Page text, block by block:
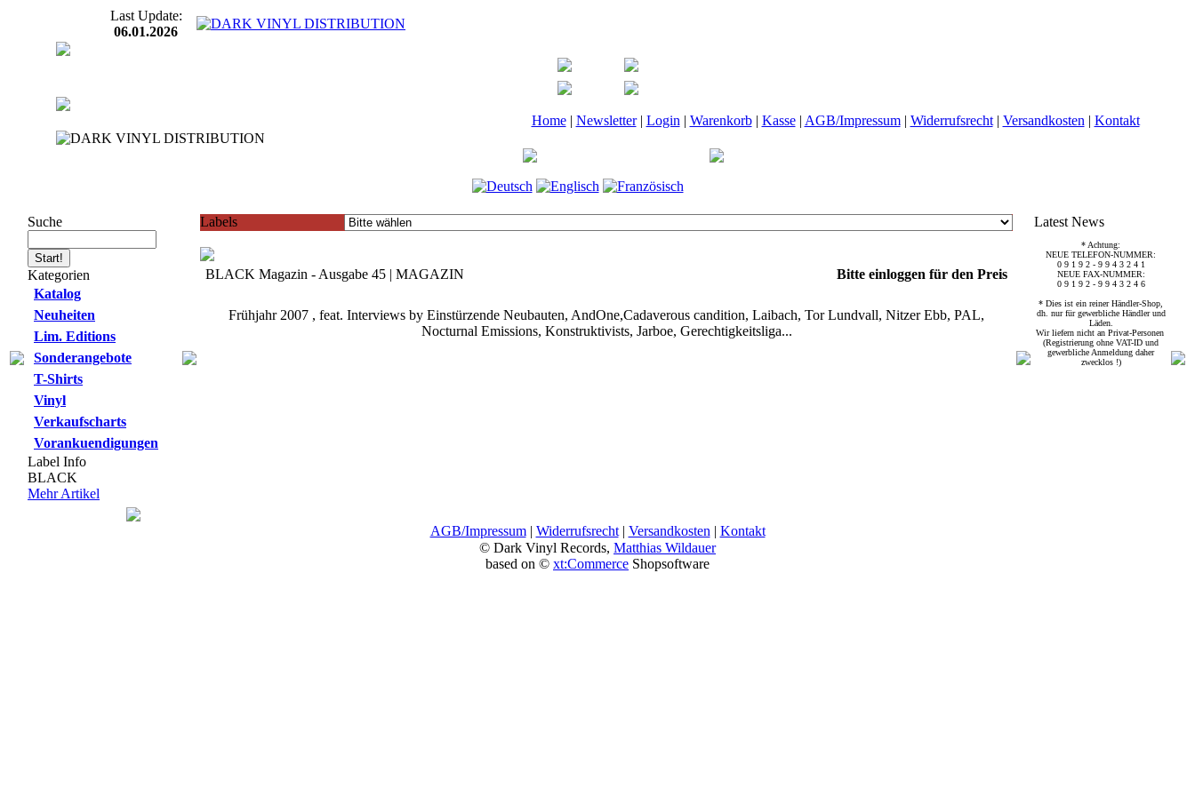
Last Update:
06.01.2026
Home| Newsletter| Login | Warenkorb| Kasse| AGB/Impressum| Widerrufsrecht| Versandkosten | Kontakt
Suche
Kategorien
Katalog
Neuheiten
Lim. Editions
Sonderangebote
T-Shirts
Vinyl
Verkaufscharts
Vorankuendigungen
Label Info
BLACK
Mehr Artikel
Labels
BLACK Magazin - Ausgabe 45 | MAGAZIN Bitte einloggen für den Preis
Frühjahr 2007 , feat. Interviews by Einstürzende Neubauten, AndOne,Cadaverous candition, Laibach, Tor Lundvall, Nitzer Ebb, PAL,
Nocturnal Emissions, Konstruktivists, Jarboe, Gerechtigkeitsliga...
Latest News
* Achtung:
NEUE TELEFON-NUMMER:
0 9 1 9 2 - 9 9 4 3 2 4 1
NEUE FAX-NUMMER:
0 9 1 9 2 - 9 9 4 3 2 4 6
* Dies ist ein reiner Händler-Shop,
dh. nur für gewerbliche Händler und
Läden.
Wir liefern nicht an Privat-Personen
(Registrierung ohne VAT-ID und
gewerbliche Anmeldung daher
zwecklos !)
AGB/Impressum| Widerrufsrecht| Versandkosten | Kontakt
© Dark Vinyl Records, Matthias Wildauer
based on © xt:Commerce Shopsoftware